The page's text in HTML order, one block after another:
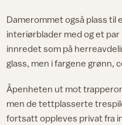
Damerommet også plass til
interiørblader med og et
innredet som på
glass, men i fargene grønn,
Åpenheten ut mot
men de tettplasserte
fortsatt oppleves privat fra